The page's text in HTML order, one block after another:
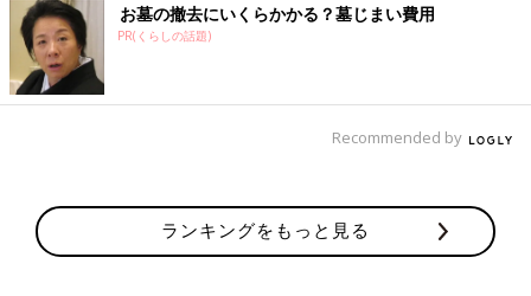
お墓の撤去にいくらかかる？墓じまい費用
PR(くらしの話題)
Recommended by
ランキングをもっと見る